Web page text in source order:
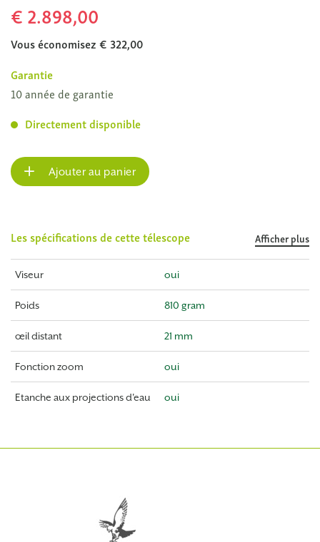
€ 2.898,00
Vous économisez € 322,00
Garantie
10 année de garantie
Directement disponible
Ajouter au panier
Les spécifications de cette télescope Afficher plus
Viseur oui
Poids 810 gram
œil distant 21 mm
Fonction zoom oui
Etanche aux projections d'eau oui